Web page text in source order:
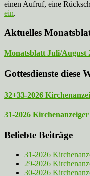
einen Aufruf, eine
ein.
Aktuelles
Monatsblatt Juli/August
Gottesdienste diese
32+33-2026
31-2026
Beliebte Beiträge
31-2026
29-2026
30-2026